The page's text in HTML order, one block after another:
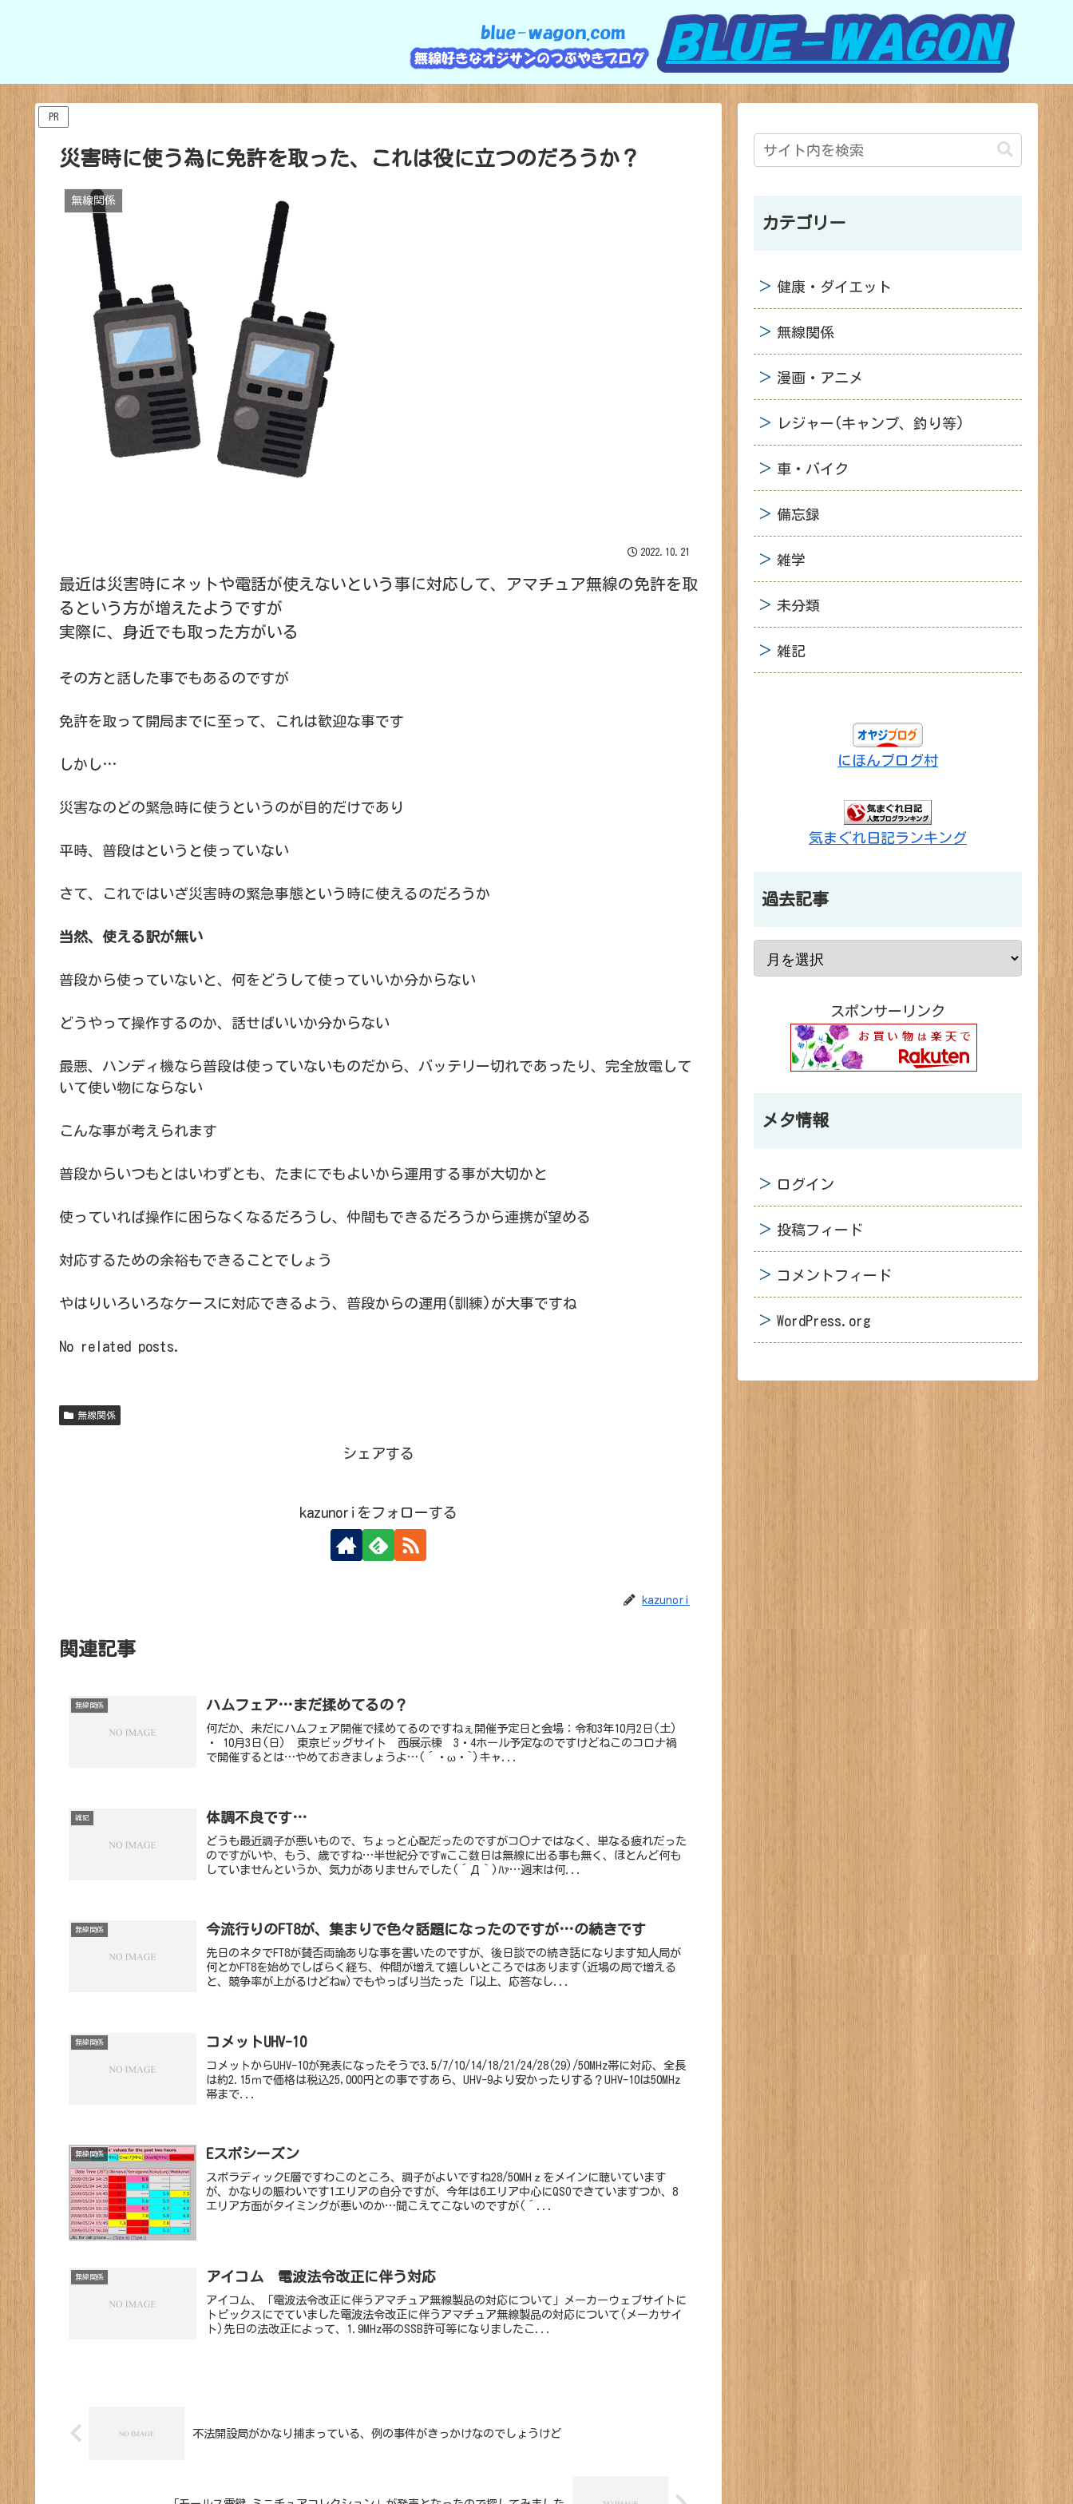
PR
災害時に使う為に免許を取った、これは役に立つのだろうか？
無線関係
2022.10.21
最近は災害時にネットや電話が使えないという事に対応して、アマチュア無線の免許を取
るという方が増えたようですが
実際に、身近でも取った方がいる
その方と話した事でもあるのですが
免許を取って開局までに至って、これは歓迎な事です
しかし…
災害なのどの緊急時に使うというのが目的だけであり
平時、普段はというと使っていない
さて、これではいざ災害時の緊急事態という時に使えるのだろうか
当然、使える訳が無い
普段から使っていないと、何をどうして使っていいか分からない
どうやって操作するのか、話せばいいか分からない
最悪、ハンディ機なら普段は使っていないものだから、バッテリー切れであったり、完全放電して
いて使い物にならない
こんな事が考えられます
普段からいつもとはいわずとも、たまにでもよいから運用する事が大切かと
使っていれば操作に困らなくなるだろうし、仲間もできるだろうから連携が望める
対応するための余裕もできることでしょう
やはりいろいろなケースに対応できるよう、普段からの運用(訓練)が大事ですね
No related posts.
無線関係
シェアする
kazunoriをフォローする
kazunori
関連記事
無線関係 ハムフェア…まだ揉めてるの？
何だか、未だにハムフェア開催で揉めてるのですねぇ開催予定日と会場：令和3年10月2日(土)
・ 10月3日(日) 東京ビッグサイト 西展示棟 3・4ホール予定なのですけどねこのコロナ禍
で開催するとは…やめておきましょうよ…(´・ω・`)キャ...
雑記 体調不良です…
どうも最近調子が悪いもので、ちょっと心配だったのですがコ〇ナではなく、単なる疲れだった
のですがいや、もう、歳ですね…半世紀分ですwここ数日は無線に出る事も無く、ほとんど何も
していませんというか、気力がありませんでした(´Д｀)ﾊｧ…週末は何...
無線関係 今流行りのFT8が、集まりで色々話題になったのですが…の続きです
先日のネタでFT8が賛否両論ありな事を書いたのですが、後日談での続き話になります知人局が
何とかFT8を始めでしばらく経ち、仲間が増えて嬉しいところではあります(近場の局で増える
と、競争率が上がるけどねw)でもやっぱり当たった「以上、応答なし...
無線関係 コメットUHV-10
コメットからUHV-10が発表になったそうで3.5/7/10/14/18/21/24/28(29)/50MHz帯に対応、全長
は約2.15ｍで価格は税込25,000円との事ですあら、UHV-9より安かったりする？UHV-10は50MHz
帯まで...
無線関係 Eスポシーズン
スポラディックE層ですわこのところ、調子がよいですね28/50MHｚをメインに聴いています
が、かなりの賑わいです1エリアの自分ですが、今年は6エリア中心にQSOできていますつか、8
エリア方面がタイミングが悪いのか…聞こえてこないのですが(´...
無線関係 アイコム 電波法令改正に伴う対応
アイコム、「電波法令改正に伴うアマチュア無線製品の対応について」メーカーウェブサイトに
トピックスにでていました電波法令改正に伴うアマチュア無線製品の対応について(メーカサイ
ト)先日の法改正によって、1.9MHz帯のSSB許可等になりましたこ...
不法開設局がかなり捕まっている、例の事件がきっかけなのでしょうけど
カテゴリー
健康・ダイエット
無線関係
漫画・アニメ
レジャー(キャンプ、釣り等)
車・バイク
備忘録
雑学
未分類
雑記
にほんブログ村
気まぐれ日記ランキング
過去記事
スポンサーリンク
メタ情報
ログイン
投稿フィード
コメントフィード
WordPress.org